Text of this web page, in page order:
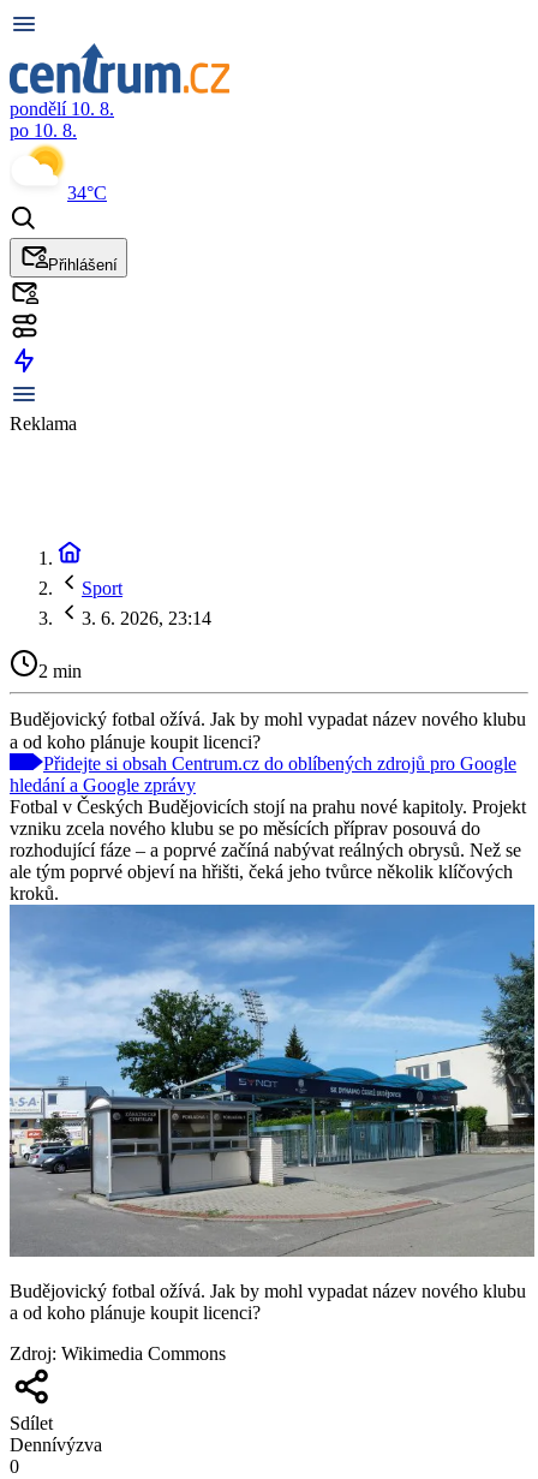
pondělí 10. 8.
po 10. 8.
34°C
Přihlášení
Reklama
Sport
3. 6. 2026, 23:14
2 min
Budějovický fotbal ožívá. Jak by mohl vypadat název nového klubu
a od koho plánuje koupit licenci?
Přidejte si obsah Centrum.cz do oblíbených zdrojů pro Google
hledání a Google zprávy
Fotbal v Českých Budějovicích stojí na prahu nové kapitoly. Projekt
vzniku zcela nového klubu se po měsících příprav posouvá do
rozhodující fáze – a poprvé začíná nabývat reálných obrysů. Než se
ale tým poprvé objeví na hřišti, čeká jeho tvůrce několik klíčových
kroků.
Budějovický fotbal ožívá. Jak by mohl vypadat název nového klubu
a od koho plánuje koupit licenci?
Zdroj: Wikimedia Commons
Sdílet
Dennívýzva
0